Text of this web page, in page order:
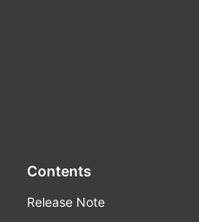
Contents
Release Note